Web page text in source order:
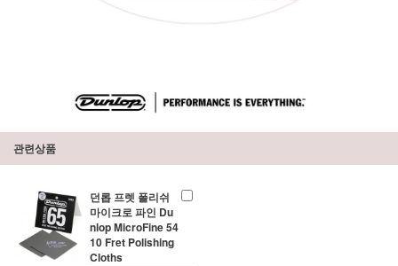
관련상품
던롭 프렛 폴리쉬
마이크로 파인 Du
nlop MicroFine 54
10 Fret Polishing
Cloths